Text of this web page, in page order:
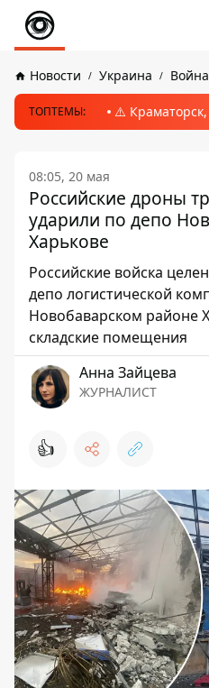
Новости Украина Война
ТОПТЕМЫ: ⚠️ Краматорск,
08:05, 20 мая
Российские дроны
ударили по депо
Харькове
Российские войска
депо логистической
Новобаварском районе
складские помещения
Анна Зайцева
ЖУРНАЛИСТ
👍